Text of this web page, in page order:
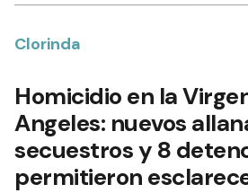
Clorinda
Homicidio en la
Angeles: nuevos
secuestros y 8
permitieron